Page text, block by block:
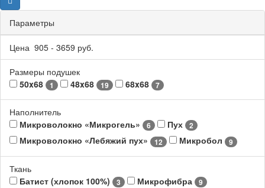
Параметры
Цена 905 - 3659 руб.
Размеры подушек
50x68
1 48x68 19 68x68 7
Наполнитель
Микроволокно «Микрогель»
6 Пух 2
Микроволокно «Лебяжий пух» 12 Микробол 9
Ткань
Батист (хлопок 100%)
3 Микрофибра 9